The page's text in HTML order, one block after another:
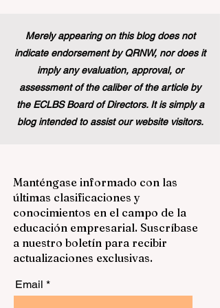
Merely appearing on this blog does not
indicate endorsement by QRNW, nor does it
imply any evaluation, approval, or
assessment of the caliber of the article by
the ECLBS Board of Directors. It is simply a
blog intended to assist our website visitors.
Manténgase informado con las
últimas clasificaciones y
conocimientos en el campo de la
educación empresarial. Suscríbase
a nuestro boletín para recibir
actualizaciones exclusivas.
Email